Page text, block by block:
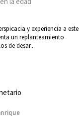
y experiencia a este
un replanteamiento
de desar...